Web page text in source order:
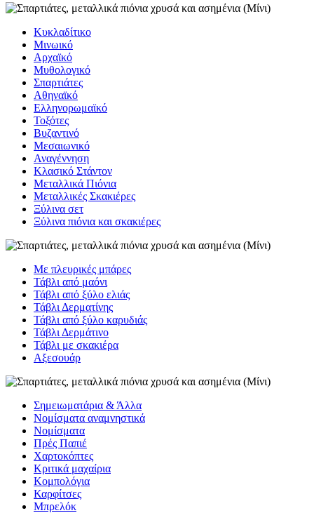
Κυκλαδίτικο
Μινωικό
Αρχαϊκό
Μυθολογικό
Σπαρτιάτες
Αθηναϊκό
Ελληνορωμαϊκό
Τοξότες
Βυζαντινό
Μεσαιωνικό
Αναγέννηση
Κλασικό Στάντον
Μεταλλικά Πιόνια
Μεταλλικές Σκακιέρες
Ξύλινα σετ
Ξύλινα πιόνια και σκακιέρες
Με πλευρικές μπάρες
Τάβλι από μαόνι
Τάβλι από ξύλο ελιάς
Τάβλι Δερματίνης
Τάβλι από ξύλο καρυδιάς
Τάβλι Δερμάτινο
Τάβλι με σκακιέρα
Αξεσουάρ
Σημειωματάρια & Άλλα
Νομίσματα αναμνηστικά
Νομίσματα
Πρές Παπιέ
Χαρτοκόπτες
Κριτικά μαχαίρια
Κομπολόγια
Καρφίτσες
Μπρελόκ